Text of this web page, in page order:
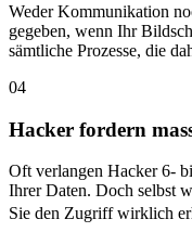
Weder Kommunikation
gegeben, wenn Ihr
sämtliche Prozesse, die
04
Hacker fordern
Oft verlangen Hacker 6-
Ihrer Daten. Doch selbst
Sie den Zugriff wirklich